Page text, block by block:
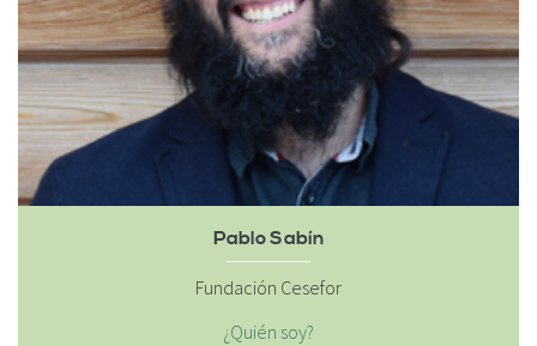
Pablo Sabín
Fundación Cesefor
¿Quién soy?